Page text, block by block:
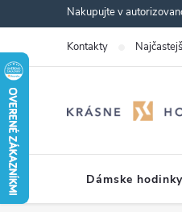
na
obsah
Nakupujte v
Kontakty
Dámske hodinky